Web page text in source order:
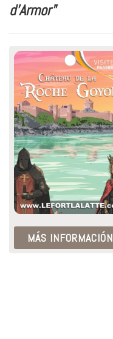
d'Armor"
MÁS INFORMACIÓN